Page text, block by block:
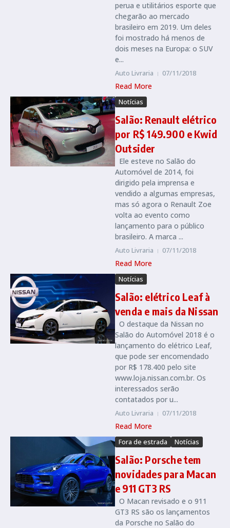
perua e utilitários esporte que
chegarão ao mercado
brasileiro em 2019. Um deles
foi mostrado há menos de
dois meses na Europa: o SUV
e...
Auto Livraria 07/11/2018
Read More
Notícias
Salão: Renault elétrico
por R$ 149.900 e Kwid
Outsider
Ele esteve no Salão do
Automóvel de 2014, foi
dirigido pela imprensa e
vendido a algumas empresas,
mas só agora o Renault Zoe
volta ao evento como
lançamento para o público
brasileiro. A marca ...
Auto Livraria 07/11/2018
Read More
Notícias
Salão: elétrico Leaf à
venda e mais da Nissan
O destaque da Nissan no
Salão do Automóvel 2018 é o
lançamento do elétrico Leaf,
que pode ser encomendado
por R$ 178.400 pelo site
www.loja.nissan.com.br. Os
interessados serão
contatados por u...
Auto Livraria 07/11/2018
Read More
Fora de estrada Notícias
Salão: Porsche tem
novidades para Macan
e 911 GT3 RS
O Macan revisado e o 911
GT3 RS são os lançamentos
da Porsche no Salão do